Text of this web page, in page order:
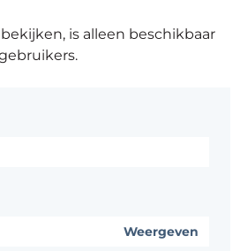
is alleen beschikbaar
Weergeven